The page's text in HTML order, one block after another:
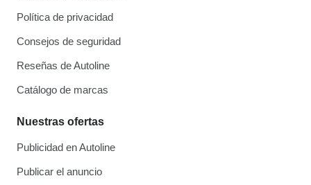
Política de privacidad
Consejos de seguridad
Reseñas de Autoline
Catálogo de marcas
Nuestras ofertas
Publicidad en Autoline
Publicar el anuncio